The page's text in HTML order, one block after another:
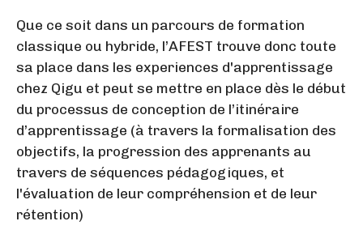
Que ce soit dans un parcours de formation
classique ou hybride, l’AFEST trouve donc toute
sa place dans les experiences d'apprentissage
chez Qigu et peut se mettre en place dès le début
du processus de conception de l’itinéraire
d’apprentissage (à travers la formalisation des
objectifs, la progression des apprenants au
travers de séquences pédagogiques, et
l'évaluation de leur compréhension et de leur
rétention)